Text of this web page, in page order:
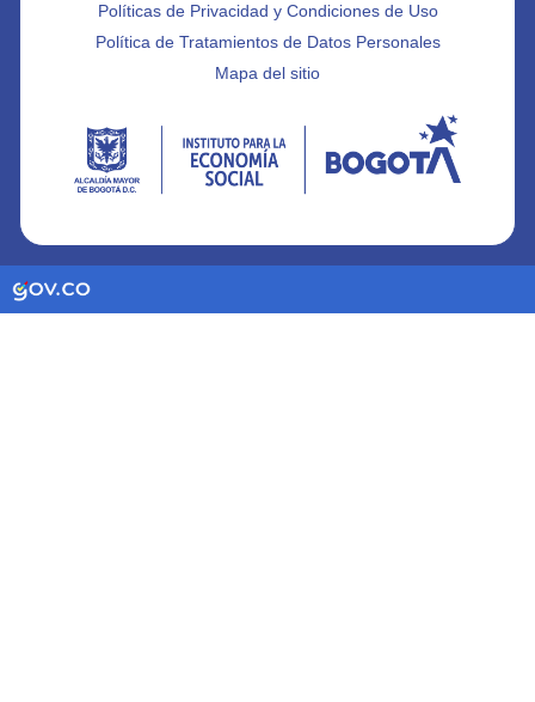
Políticas de Privacidad y Condiciones de Uso
Política de Tratamientos de Datos Personales
Mapa del sitio